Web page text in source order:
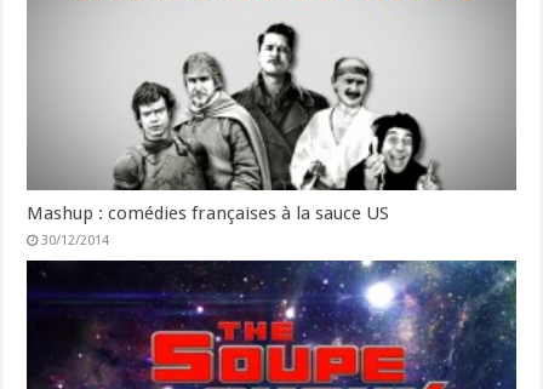
Mashup : comédies françaises à la sauce US
30/12/2014